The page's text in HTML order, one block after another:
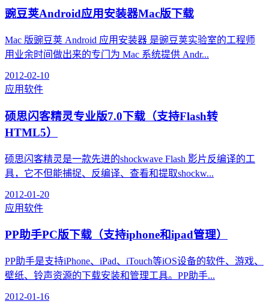
豌豆荚Android应用安装器Mac版下载
Mac 版豌豆荚 Android 应用安装器 是豌豆荚实验室的工程师
用业余时间做出来的专门为 Mac 系统提供 Andr...
2012-02-10
应用软件
硕思闪客精灵专业版7.0下载（支持Flash转
HTML5）
硕思闪客精灵是一款先进的shockwave Flash 影片反编译的工
具，它不但能捕捉、反编译、查看和提取shockw...
2012-01-20
应用软件
PP助手PC版下载（支持iphone和ipad管理）
PP助手是支持iPhone、iPad、iTouch等iOS设备的软件、游戏、
壁纸、铃声资源的下载安装和管理工具。PP助手...
2012-01-16